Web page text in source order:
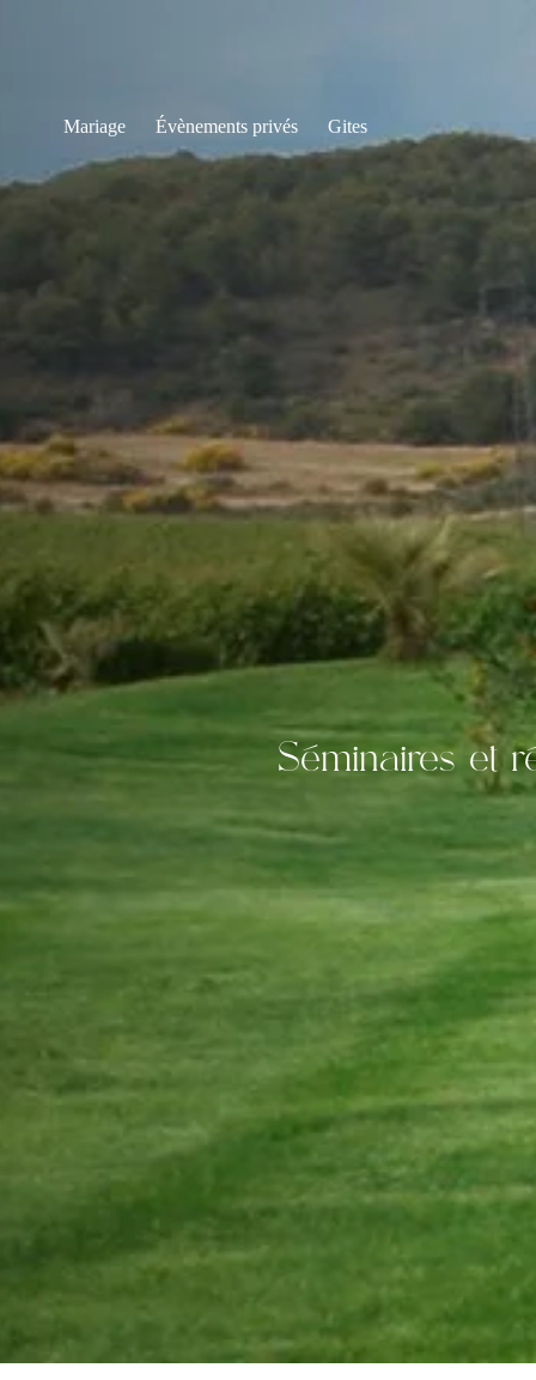
Mariage Évènements privés Gites
Séminaires et